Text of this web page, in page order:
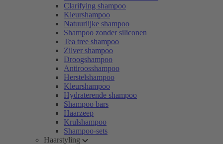
Clarifying shampoo
Kleurshampoo
Natuurlijke shampoo
Shampoo zonder siliconen
Tea tree shampoo
Zilver shampoo
Droogshampoo
Antiroosshampoo
Herstelshampoo
Kleurshampoo
Hydraterende shampoo
Shampoo bars
Haarzeep
Krulshampoo
Shampoo-sets
Haarstyling